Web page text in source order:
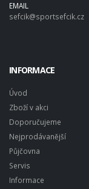
EMAIL
sefcik@sportsefcik.cz
INFORMACE
Úvod
Zboží v akci
Doporučujeme
Nejprodávanější
Půjčovna
Servis
Informace